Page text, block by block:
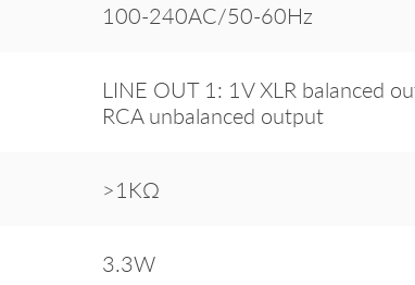
100-240AC/50-60Hz
LINE OUT 1: 1V XLR balanced
RCA unbalanced output
>1KΩ
3.3W